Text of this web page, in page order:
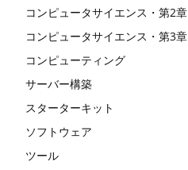
コンピュータサイエンス・第2章
コンピュータサイエンス・第3章
コンピューティング
サーバー構築
スターターキット
ソフトウェア
ツール